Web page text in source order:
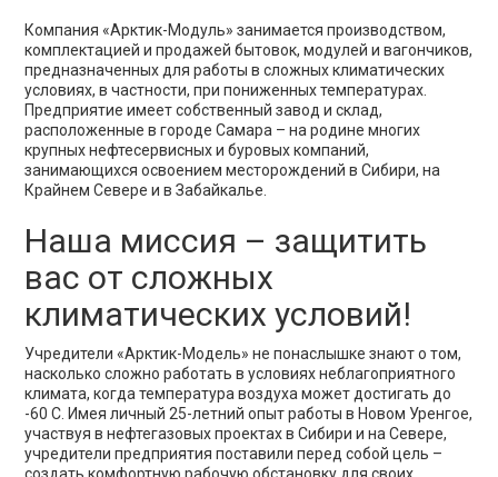
Компания «Арктик-Модуль» занимается производством,
комплектацией и продажей бытовок, модулей и вагончиков,
предназначенных для работы в сложных климатических
условиях, в частности, при пониженных температурах.
Предприятие имеет собственный завод и склад,
расположенные в городе Самара – на родине многих
крупных нефтесервисных и буровых компаний,
занимающихся освоением месторождений в Сибири, на
Крайнем Севере и в Забайкалье.
Наша миссия – защитить
вас от сложных
климатических условий!
Учредители «Арктик-Модель» не понаслышке знают о том,
насколько сложно работать в условиях неблагоприятного
климата, когда температура воздуха может достигать до
-60 С. Имея личный 25-летний опыт работы в Новом Уренгое,
участвуя в нефтегазовых проектах в Сибири и на Севере,
учредители предприятия поставили перед собой цель –